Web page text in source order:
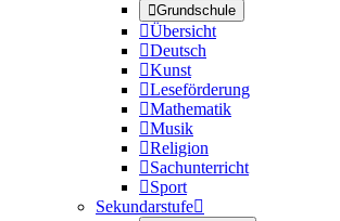
Grundschule
Übersicht
Deutsch
Kunst
Leseförderung
Mathematik
Musik
Religion
Sachunterricht
Sport
Sekundarstufe